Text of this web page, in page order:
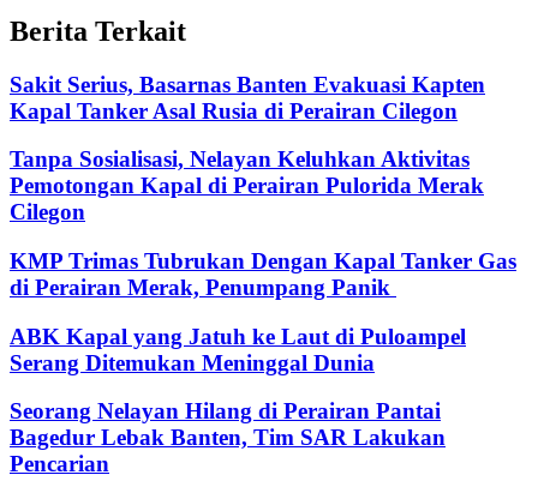
Berita Terkait
Sakit Serius, Basarnas Banten Evakuasi Kapten
Kapal Tanker Asal Rusia di Perairan Cilegon
Tanpa Sosialisasi, Nelayan Keluhkan Aktivitas
Pemotongan Kapal di Perairan Pulorida Merak
Cilegon
KMP Trimas Tubrukan Dengan Kapal Tanker Gas
di Perairan Merak, Penumpang Panik
ABK Kapal yang Jatuh ke Laut di Puloampel
Serang Ditemukan Meninggal Dunia
Seorang Nelayan Hilang di Perairan Pantai
Bagedur Lebak Banten, Tim SAR Lakukan
Pencarian